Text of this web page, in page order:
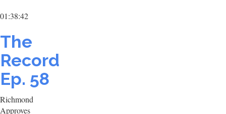
01:38:42
The
Record
Ep. 58
Richmond
Approves